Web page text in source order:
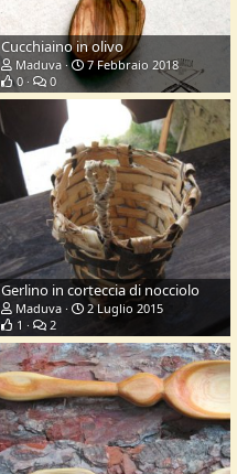
Cucchiaino in olivo
Maduva
7 Febbraio 2018
0
0
Gerlino in corteccia di nocciolo
Maduva
2 Luglio 2015
1
2